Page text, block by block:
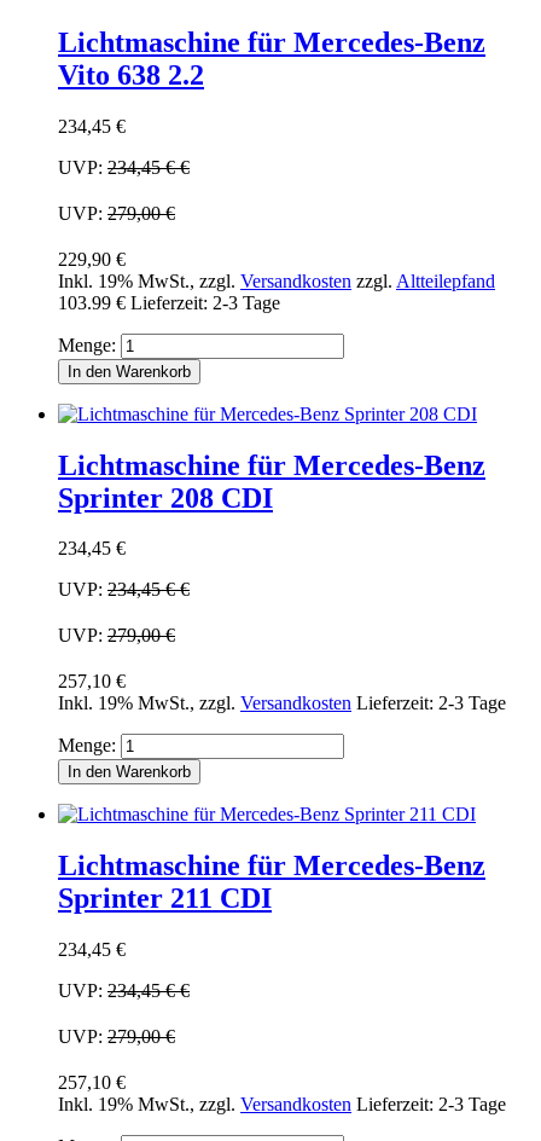
Lichtmaschine für Mercedes-Benz
Vito 638 2.2
234,45 €
UVP: 234,45 €€
UVP: 279,00 €
229,90 €
Inkl. 19% MwSt., zzgl. Versandkosten zzgl. Altteilepfand
103.99 € Lieferzeit: 2-3 Tage
Menge:
In den Warenkorb
Lichtmaschine für Mercedes-Benz
Sprinter 208 CDI
234,45 €
UVP: 234,45 €€
UVP: 279,00 €
257,10 €
Inkl. 19% MwSt., zzgl. Versandkosten Lieferzeit: 2-3 Tage
Menge:
In den Warenkorb
Lichtmaschine für Mercedes-Benz
Sprinter 211 CDI
234,45 €
UVP: 234,45 €€
UVP: 279,00 €
257,10 €
Inkl. 19% MwSt., zzgl. Versandkosten Lieferzeit: 2-3 Tage